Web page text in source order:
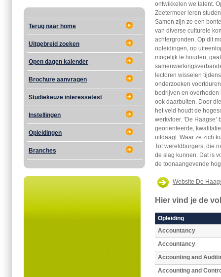
Terug naar home
Uitgebreid zoeken
Open dagen kalender
Brochure aanvragen
Studiekeuze interessetest
Instellingen
Opleidingen
Branches
ontwikkelen we talent.
Zoetermeer leren
Samen zijn ze een
van diverse culturele
achtergronden. Op dit
opleidingen, op
mogelijk te houden,
lectoren wisselen
onderzoeken
bedrijven en
ook daarbuiten. Door
het veld houdt de
werkvloer. ‘De
georiënteerde,
uitdaagt. Waar ze zich
Tot wereldburgers, die
de slag kunnen. Dat is
de toonaangevende
Website De
Hier vind je de
Opleiding
Accountancy
Accountancy
Accounting and
Accounting and